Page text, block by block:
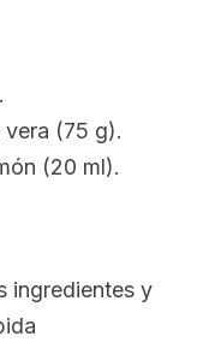
(75 g).
(20 ml).
ingredientes y